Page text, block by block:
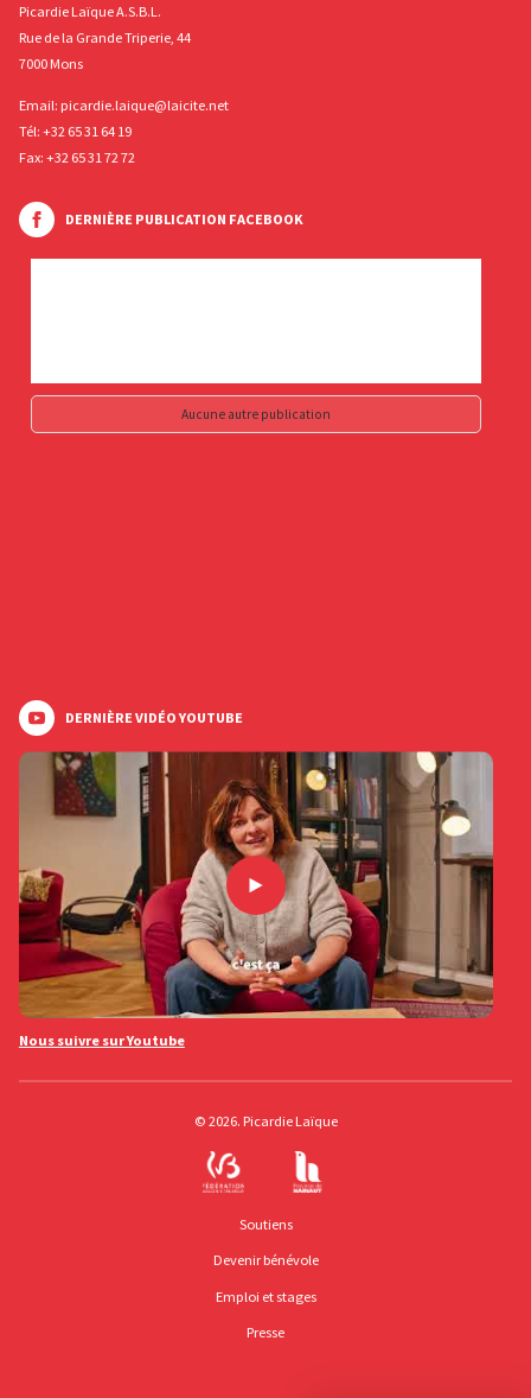
Picardie Laïque A.S.B.L.
Rue de la Grande Triperie, 44
7000 Mons
Email: picardie.laique@laicite.net
Tél: +32 65 31 64 19
Fax: +32 65 31 72 72
DERNIÈRE PUBLICATION FACEBOOK
Aucune autre publication
DERNIÈRE VIDÉO YOUTUBE
Nous suivre sur Youtube
© 2026. Picardie Laïque
Soutiens
Devenir bénévole
Emploi et stages
Presse